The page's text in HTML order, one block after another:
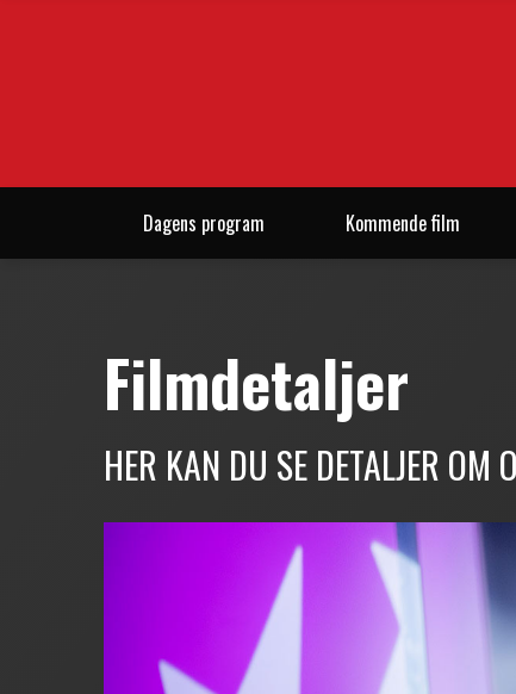
Dagens program Kommende film